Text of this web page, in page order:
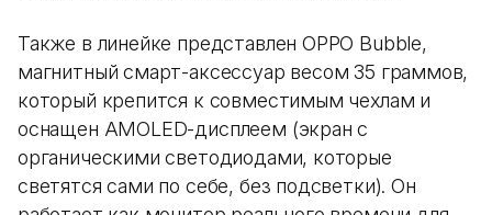
Также в линейке представлен OPPO Bubble,
магнитный смарт-аксессуар весом 35 граммов,
который крепится к совместимым чехлам и
оснащен AMOLED-дисплеем (экран с
органическими светодиодами, которые
светятся сами по себе, без подсветки). Он